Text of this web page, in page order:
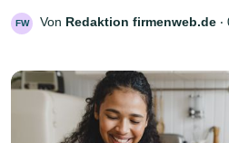
FW Von Redaktion firmenweb.de ‧